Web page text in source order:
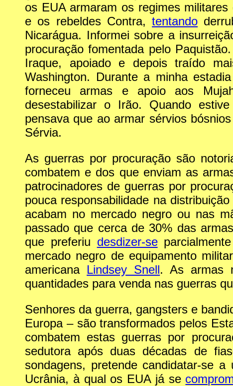
os EUA armaram os regimes
e os rebeldes Contra,tentando
Nicarágua. Informei sobre a
procuração fomentada pelo
Iraque, apoiado e depois traído
Washington. Durante a minha
forneceu armas e apoio aos
desestabilizar o Irão. Quando
pensava que ao armar sérvios
Sérvia.
As guerras por procuração são
combatem e dos que enviam as
patrocinadores de guerras por
pouca responsabilidade na
acabam no mercado negro ou nas
passado que cerca de 30% das
que preferiu desdizer-se
mercado negro de equipamento
americana Lindsey Snell. As armas
quantidades para venda nas guerras
Senhores da guerra, gangsters e
Europa – são transformados pelos
combatem estas guerras por
sedutora após duas décadas de
sondagens, pretende candidatar-se
Ucrânia, à qual os EUA já se